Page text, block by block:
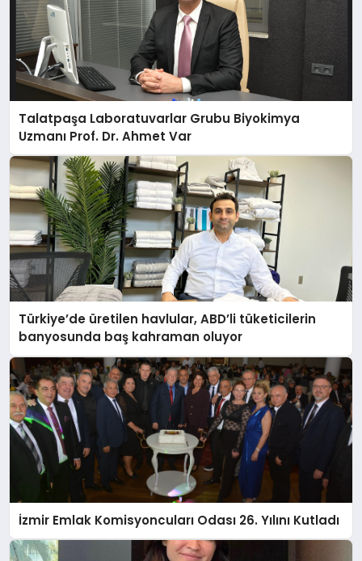
Talatpaşa Laboratuvarlar Grubu Biyokimya
Uzmanı Prof. Dr. Ahmet Var
Türkiye’de üretilen havlular, ABD’li tüketicilerin
banyosunda baş kahraman oluyor
İzmir Emlak Komisyoncuları Odası 26. Yılını Kutladı